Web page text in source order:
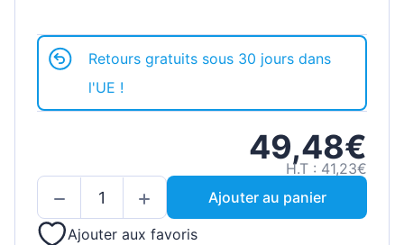
Retours gratuits sous 30 jours dans
l'UE !
49,48€
H.T : 41,23€
Ajouter au panier
Ajouter aux favoris